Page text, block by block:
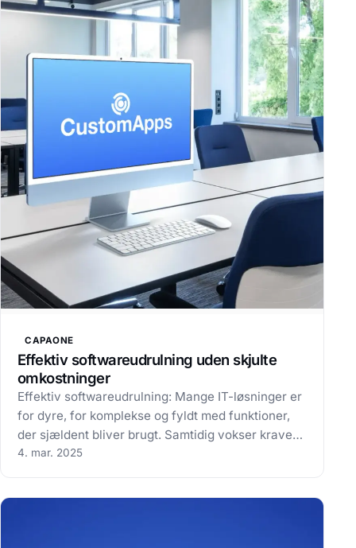
CAPAONE
Effektiv softwareudrulning uden skjulte
omkostninger
Effektiv softwareudrulning: Mange IT-løsninger er
for dyre, for komplekse og fyldt med funktioner,
der sjældent bliver brugt. Samtidig vokser kravene
til compliance, sikkerhed og effektivitet, hvilket
4. mar. 2025